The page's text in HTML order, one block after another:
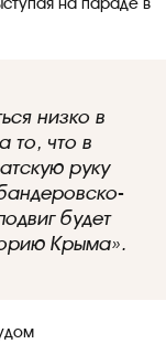
низко в
то, что в
руку
будет
Крыма».